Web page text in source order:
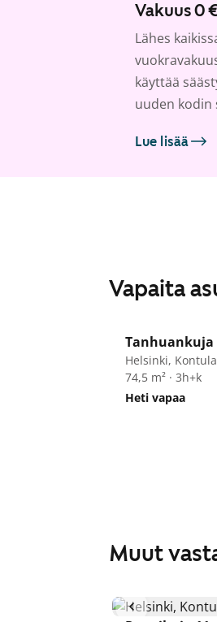
Vakuus 0
Lähes
käyttää
uuden kodin
Lue lisää
Vapaita
Tanhuankuja
Helsinki, Kontula
74,5 m² · 3h+k
Heti vapaa
Muut